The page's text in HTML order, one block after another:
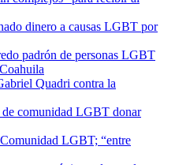
dinero a causas LGBT por
padrón de personas LGBT
Quadri contra la
de comunidad LGBT donar
LGBT; “entre